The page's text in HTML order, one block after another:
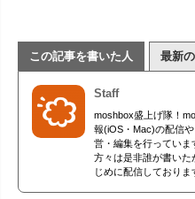
この記事を書いた人 最新
Staff
moshbox盛上げ隊！
報(iOS・Mac)の配信
営・編集を行っていま
方々は是非誰が書いた
じめに配信しておりま